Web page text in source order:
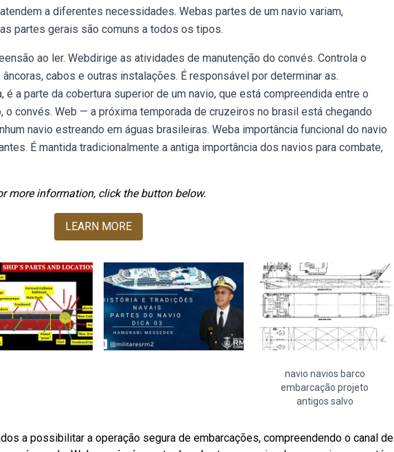
a diferentes necessidades. Webas partes de um navio variam,
partes gerais são comuns a todos os tipos.
ao ler. Webdirige as atividades de manutenção do convés. Controla o
cabos e outras instalações. É responsável por determinar as.
é a parte da cobertura superior de um navio, que está compreendida entre o
o convés. Web — a próxima temporada de cruzeiros no brasil está chegando
navio estreando em águas brasileiras. Weba importância funcional do navio
É mantida tradicionalmente a antiga importância dos navios para combate,
more information, click the button below.
LEARN MORE
navio navios barco
embarcação projeto
antigos salvo
a possibilitar a operação segura de embarcações, compreendendo o canal de